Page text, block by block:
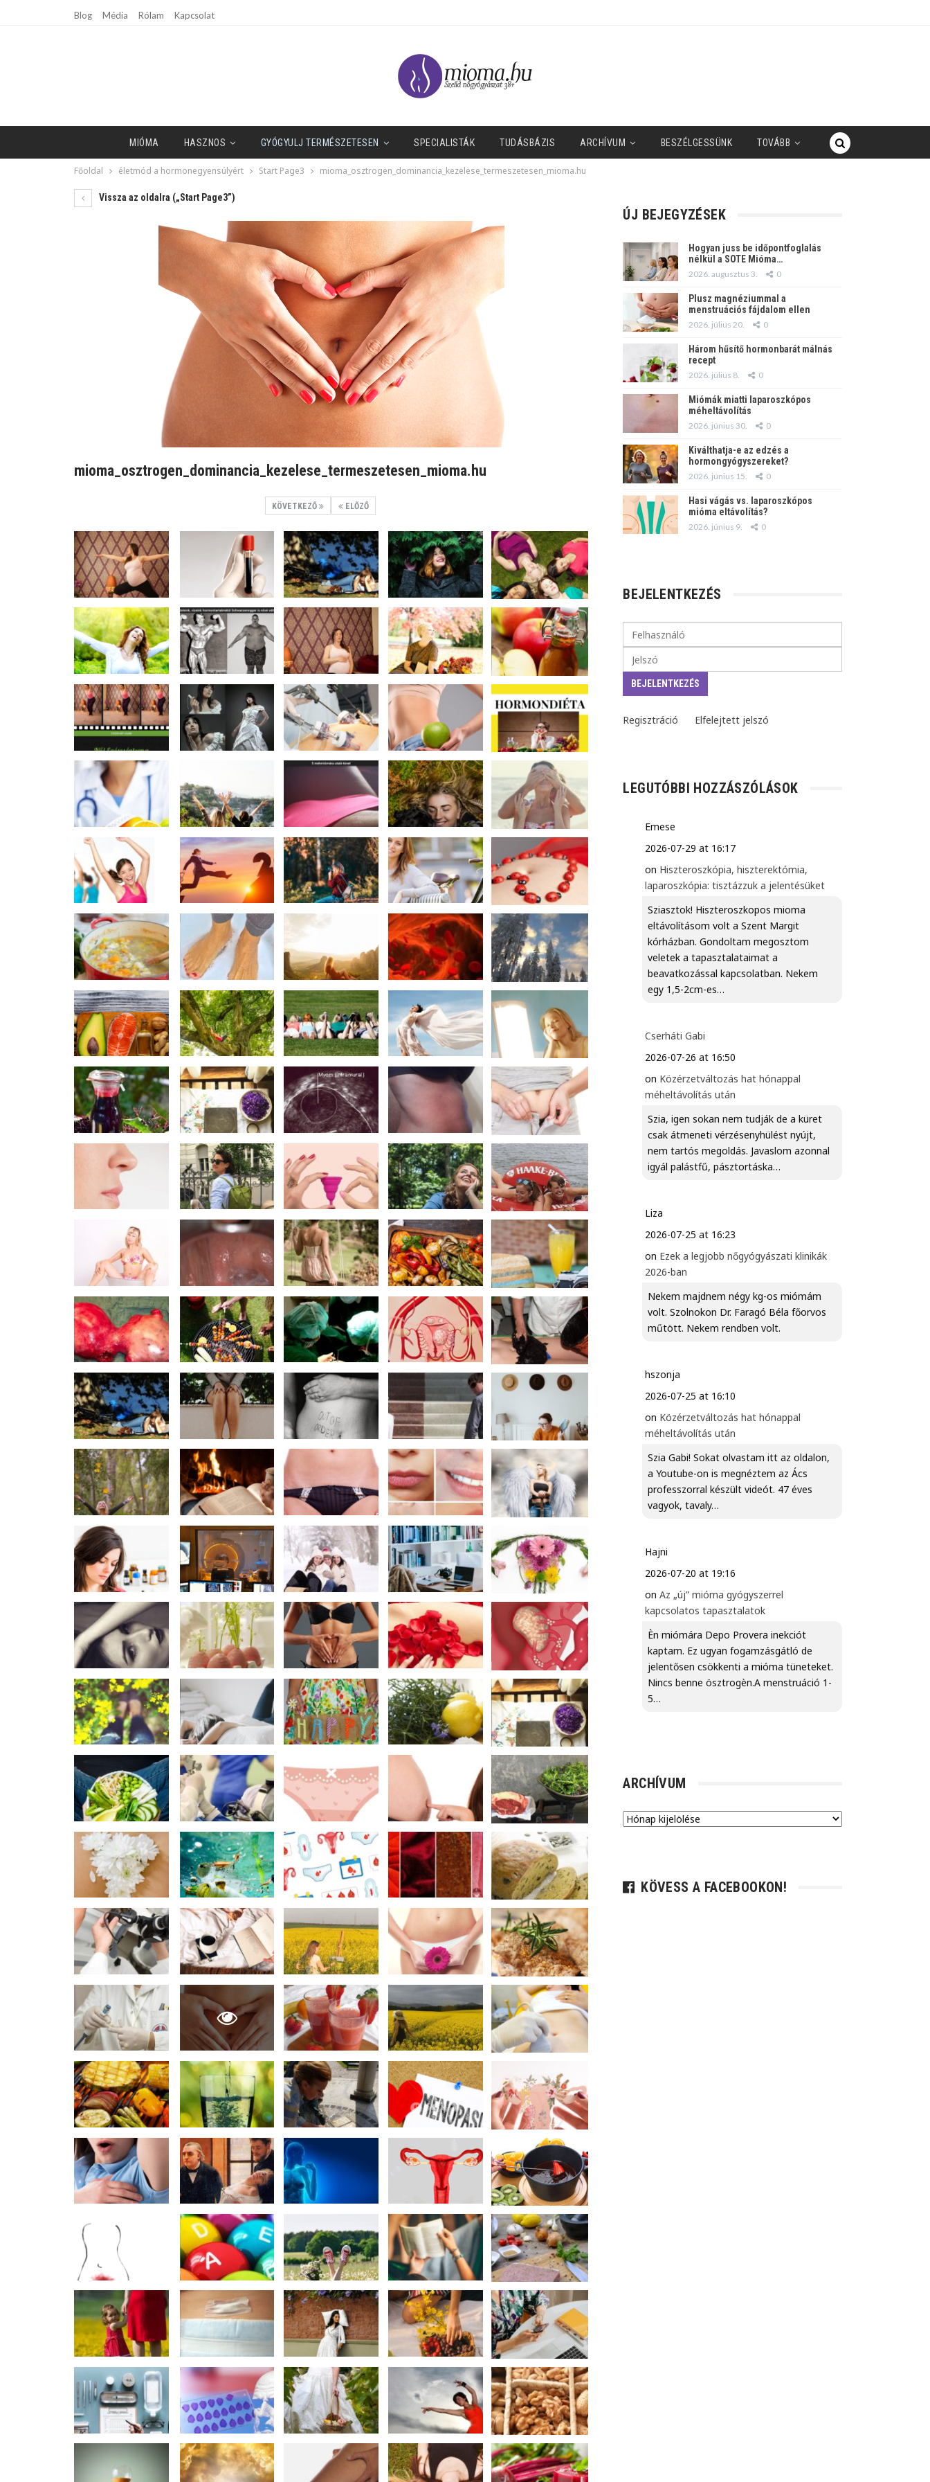
Blog Média Rólam Kapcsolat
MIÓMA HASZNOS GYÓGYULJ TERMÉSZETESEN SPECIALISTÁK TUDÁSBÁZIS ARCHÍVUM BESZÉLGESSÜNK TOVÁBB
Főoldal életmód a hormonegyensúlyért Start Page3 mioma_osztrogen_dominancia_kezelese_termeszetesen_mioma.hu
Vissza az oldalra („Start Page3”)
mioma_osztrogen_dominancia_kezelese_termeszetesen_mioma.hu
KÖVETKEZŐ ELŐZŐ
ÚJ BEJEGYZÉSEK
Hogyan juss be időpontfoglalás
nélkül a SOTE Mióma…
2026. augusztus 3. 0
Plusz magnéziummal a
menstruációs fájdalom ellen
2026. július 20. 0
Három hűsítő hormonbarát málnás
recept
2026. július 8. 0
Miómák miatti laparoszkópos
méheltávolítás
2026. június 30. 0
Kiválthatja-e az edzés a
hormongyógyszereket?
2026. június 15. 0
Hasi vágás vs. laparoszkópos
mióma eltávolítás?
2026. június 9. 0
BEJELENTKEZÉS
Regisztráció Elfelejtett jelszó
LEGUTÓBBI HOZZÁSZÓLÁSOK
Emese
2026-07-29 at 16:17
on Hiszteroszkópia, hiszterektómia,
laparoszkópia: tisztázzuk a jelentésüket
Sziasztok! Hiszteroszkopos mioma
eltávolításom volt a Szent Margit
kórházban. Gondoltam megosztom
veletek a tapasztalataimat a
beavatkozással kapcsolatban. Nekem
egy 1,5-2cm-es…
Cserháti Gabi
2026-07-26 at 16:50
on Közérzetváltozás hat hónappal
méheltávolítás után
Szia, igen sokan nem tudják de a küret
csak átmeneti vérzésenyhülést nyújt,
nem tartós megoldás. Javaslom azonnal
igyál palástfű, pásztortáska…
Liza
2026-07-25 at 16:23
on Ezek a legjobb nőgyógyászati klinikák
2026-ban
Nekem majdnem négy kg-os miómám
volt. Szolnokon Dr. Faragó Béla főorvos
műtött. Nekem rendben volt.
hszonja
2026-07-25 at 16:10
on Közérzetváltozás hat hónappal
méheltávolítás után
Szia Gabi! Sokat olvastam itt az oldalon,
a Youtube-on is megnéztem az Ács
professzorral készült videót. 47 éves
vagyok, tavaly…
Hajni
2026-07-20 at 19:16
onAz „új” mióma gyógyszerrel
kapcsolatos tapasztalatok
Èn miómára Depo Provera inekciót
kaptam. Ez ugyan fogamzásgátló de
jelentősen csökkenti a mióma tüneteket.
Nincs benne ösztrogèn.A menstruáció 1-
5…
ARCHÍVUM
Archívum
KÖVESS A FACEBOOKON!